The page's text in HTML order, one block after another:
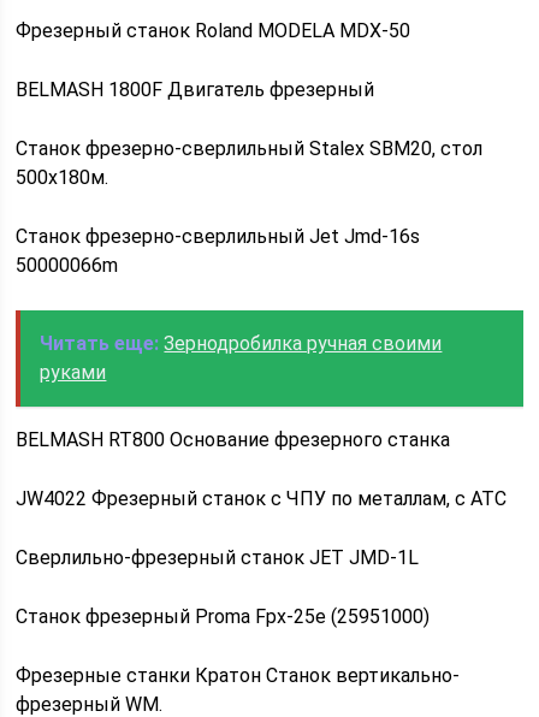
Фрезерный станок Roland MODELA MDX-50
BELMASH 1800F Двигатель фрезерный
Станок фрезерно-сверлильный Stalex SBM20, стол
500х180м.
Станок фрезерно-сверлильный Jet Jmd-16s
50000066m
Читать еще: Зернодробилка ручная своими
руками
BELMASH RT800 Основание фрезерного станка
JW4022 Фрезерный станок с ЧПУ по металлам, с АТС
Сверлильно-фрезерный станок JET JMD-1L
Станок фрезерный Proma Fpx-25e (25951000)
Фрезерные станки Кратон Станок вертикально-
фрезерный WM.